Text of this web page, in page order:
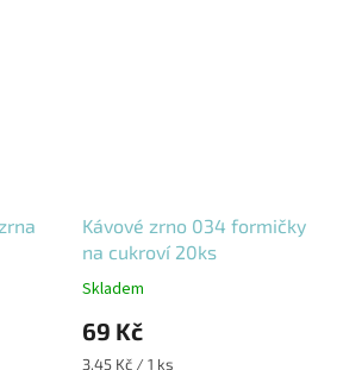
Kávové zrno 034 formičky
na cukroví 20ks
Skladem
69 Kč
Měrná
3,45 Kč / 1 ks